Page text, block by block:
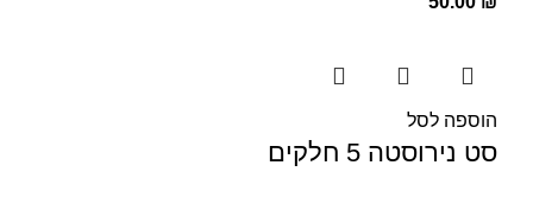
הוספה לסל
סט נירוסטה 5 חלקים